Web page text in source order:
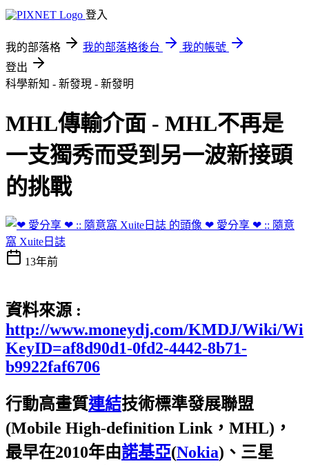
登入
我的部落格 我的部落格後台
我的帳號
登出
科學新知 - 新發現 - 新發明
MHL傳輸介面 - MHL不再是
一支獨秀而受到另一波新接頭
的挑戰
❤ 愛分享 ❤ :: 隨意
窩 Xuite日誌
13年前
資料來源 :
http://www.moneydj.com/KMDJ/Wiki/
KeyID=af8d90d1-0fd2-4442-8b71-
b9922faf6706
行動高畫質連結技術標準發展聯盟
(Mobile High-definition Link，MHL)，
最早在2010年由諾基亞(Nokia)、三星